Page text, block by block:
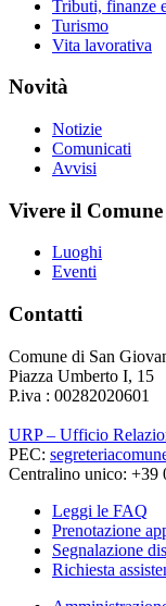
Tributi, finanze
Turismo
Vita lavorativa
Novità
Notizie
Comunicati
Avvisi
Vivere il Comune
Luoghi
Eventi
Contatti
Comune di San
Piazza Umberto I, 15
P.iva : 00282020601
URP – Ufficio
PEC:
Centralino unico: +39
Leggi le FAQ
Prenotazione
Segnalazione
Richiesta